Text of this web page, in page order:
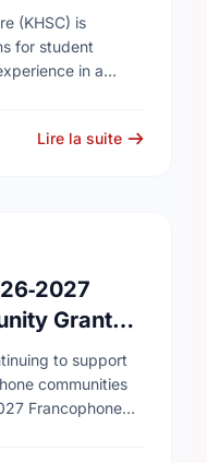
(KHSC) is
for student
in a
Lire la suite
Grants
to support
communities
Francophone